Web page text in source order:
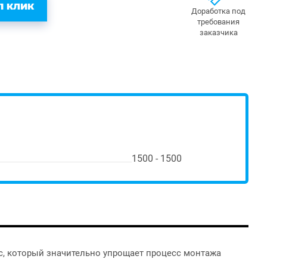
КЛИК
Доработка под
требования
заказчика
1500 - 1500
который значительно упрощает процесс монтажа